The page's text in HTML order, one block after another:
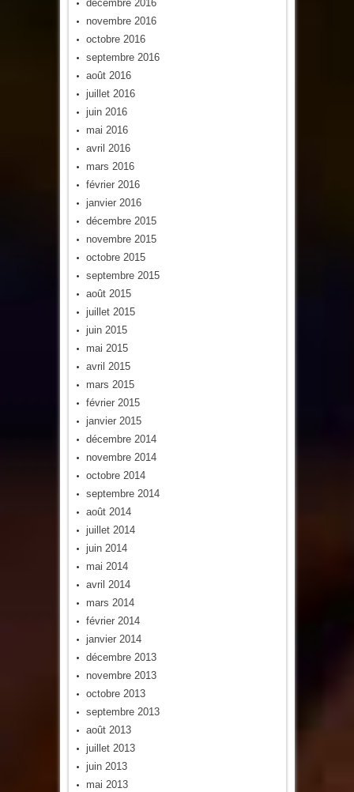
décembre 2016
novembre 2016
octobre 2016
septembre 2016
août 2016
juillet 2016
juin 2016
mai 2016
avril 2016
mars 2016
février 2016
janvier 2016
décembre 2015
novembre 2015
octobre 2015
septembre 2015
août 2015
juillet 2015
juin 2015
mai 2015
avril 2015
mars 2015
février 2015
janvier 2015
décembre 2014
novembre 2014
octobre 2014
septembre 2014
août 2014
juillet 2014
juin 2014
mai 2014
avril 2014
mars 2014
février 2014
janvier 2014
décembre 2013
novembre 2013
octobre 2013
septembre 2013
août 2013
juillet 2013
juin 2013
mai 2013